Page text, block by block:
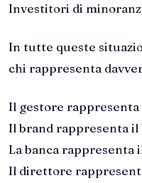
Investitori di
In tutte queste
chi rappresenta
Il gestore rappresenta
Il brand rappresenta il
La banca rappresenta
Il direttore